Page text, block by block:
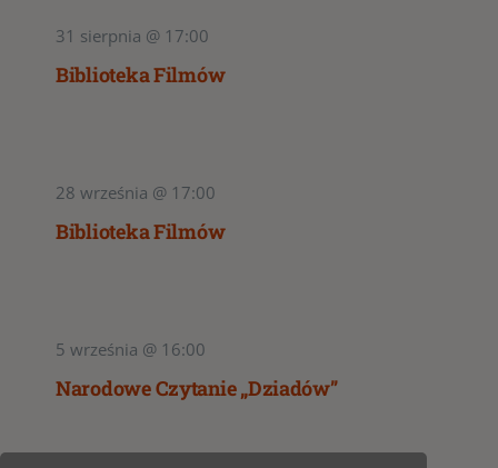
31 sierpnia @ 17:00
Biblioteka Filmów
28 września @ 17:00
Biblioteka Filmów
5 września @ 16:00
Narodowe Czytanie „Dziadów”